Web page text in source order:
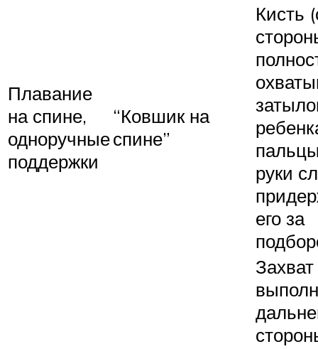
Плавание
на спине,
одноручные
поддержки
“Ковшик на
спине”
Кисть
руки
его за
Захват